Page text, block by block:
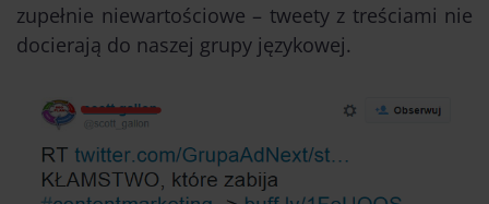
zupełnie niewartościowe – tweety z treściami nie
docierają do naszej grupy językowej.